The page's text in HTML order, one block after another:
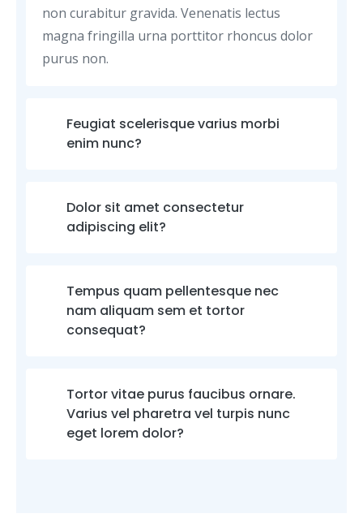
non curabitur gravida. Venenatis lectus
magna fringilla urna porttitor rhoncus dolor
purus non.
Feugiat scelerisque varius morbi
enim nunc?
Dolor sit amet consectetur
adipiscing elit?
Tempus quam pellentesque nec
nam aliquam sem et tortor
consequat?
Tortor vitae purus faucibus ornare.
Varius vel pharetra vel turpis nunc
eget lorem dolor?